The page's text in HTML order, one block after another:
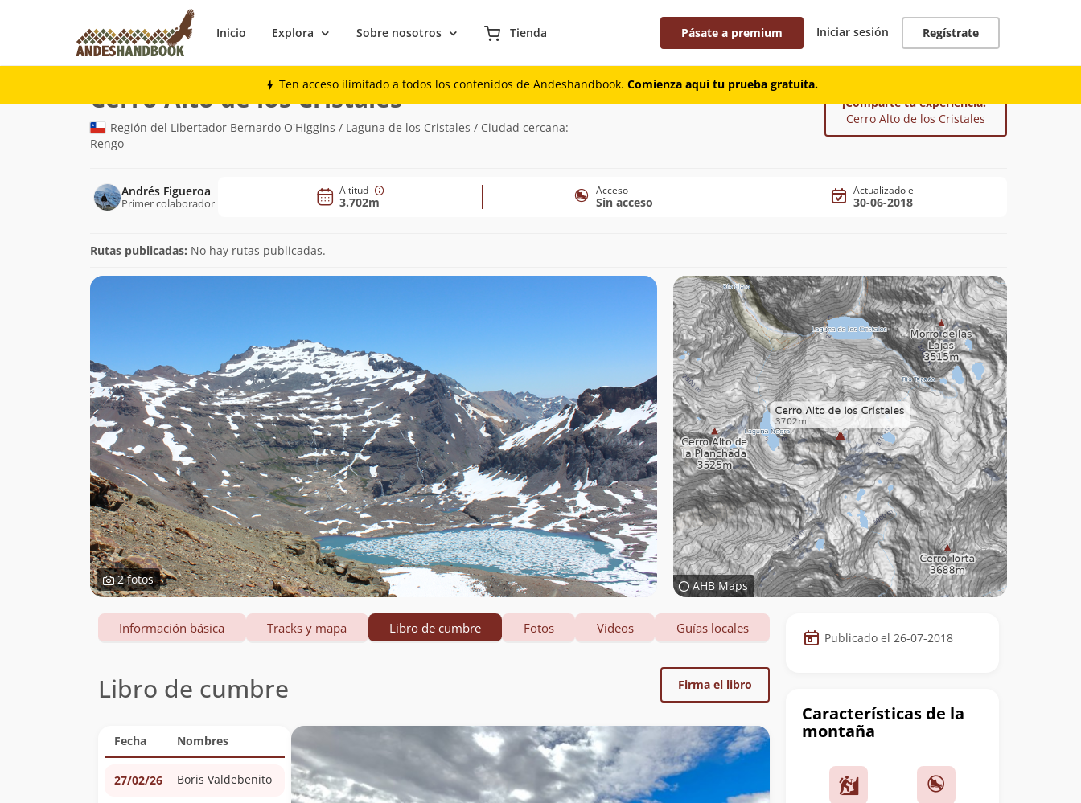
Inicio Explora Sobre nosotros Tienda Pásate a premium Iniciar sesión Regístrate
Ten acceso ilimitado a todos los contenidos de Andeshandbook. Comienza aquí tu prueba gratuita.
Montaña
Cerro Alto de los Cristales(3.702m)
Región del Libertador Bernardo O'Higgins / Laguna de los Cristales / Ciudad cercana:
Rengo
¡Comparte tu experiencia!
Cerro Alto de los Cristales
Andrés Figueroa
Primer colaborador
Altitud
3.702m
Acceso
Sin acceso
Actualizado el
30-06-2018
Rutas publicadas: No hay rutas publicadas.
2 fotos AHB Maps
Datos
de
cumbre
Publicado el 26-07-2018
Características de la
montaña
Información básica Tracks y mapa Libro de cumbre Fotos Videos Guías locales
Libro de cumbre Firma el libro
Fecha Nombres
27/02/26 Boris Valdebenito